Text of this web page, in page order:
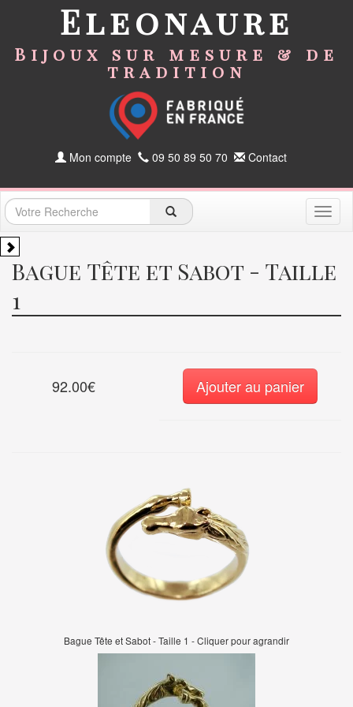
Eleonaure
Bijoux sur mesure & de
tradition
Mon compte 09 50 89 50 70 Contact
Bague Tête et Sabot - Taille
1
92.00€ Ajouter au panier
Bague Tête et Sabot - Taille 1 - Cliquer pour agrandir